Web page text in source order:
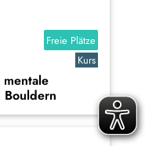
Freie Plätze
Kurs